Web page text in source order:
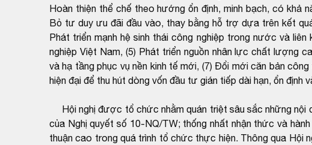
Hoàn thiện thể chế theo hướng ổn định, minh bạch, có khả
Bỏ tư duy ưu đãi đầu vào, thay bằng hỗ trợ dựa trên kết
Phát triển mạnh hệ sinh thái công nghiệp trong nước và
nghiệp Việt Nam, (5) Phát triển nguồn nhân lực chất lượng
và hạ tầng phục vụ nền kinh tế mới, (7) Đổi mới căn bản
hiện đại để thu hút dòng vốn đầu tư gián tiếp dài hạn, ổn định
Hội nghị được tổ chức nhằm quán triệt sâu sắc những nội
của Nghị quyết số 10-NQ/TW; thống nhất nhận thức và
thuận cao trong quá trình tổ chức thực hiện. Thông qua Hội